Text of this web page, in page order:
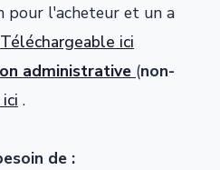
pour l'acheteur et un a
Téléchargeable ici
administrative (non-
.
de :